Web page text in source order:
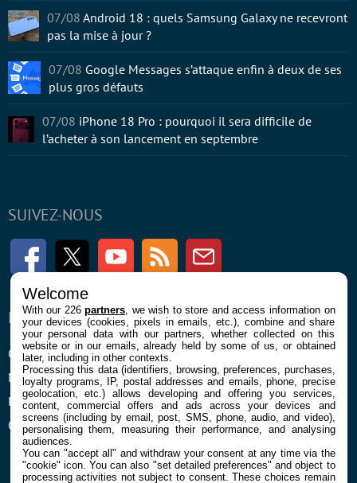
SUIVEZ-NOUS
FacebookTwitter Youtube RSS Newsletter
ENTREPRISE
Confidentialité et Cookies
Mentions légales et CGU
Préférences Cookies
Qui sommes nous
À PROPOS
Contact
07/08 Android 18 : quels Samsung Galaxy ne recevront
pas la mise à jour ?
07/08 Google Messages s’attaque enfin à deux de ses
plus gros défauts
07/08 iPhone 18 Pro : pourquoi il sera difficile de
l’acheter à son lancement en septembre
Welcome
With our 226partners , we wish to store and access information on
your devices (cookies, pixels in emails, etc.), combine and share
your personal data with our partners, whether collected on this
website or in our emails, already held by some of us, or obtained
later, including in other contexts.
Processing this data (identifiers, browsing, preferences, purchases,
loyalty programs, IP, postal addresses and emails, phone, precise
geolocation, etc.) allows developing and offering you services,
content, commercial offers and ads across your devices and
screens (including by email, post, SMS, phone, audio, and video),
personalising them, measuring their performance, and analysing
audiences.
You can "accept all" and withdraw your consent at any time via the
"cookie" icon. You can also "set detailed preferences" and object to
processing activities not subject to consent. These choices remain